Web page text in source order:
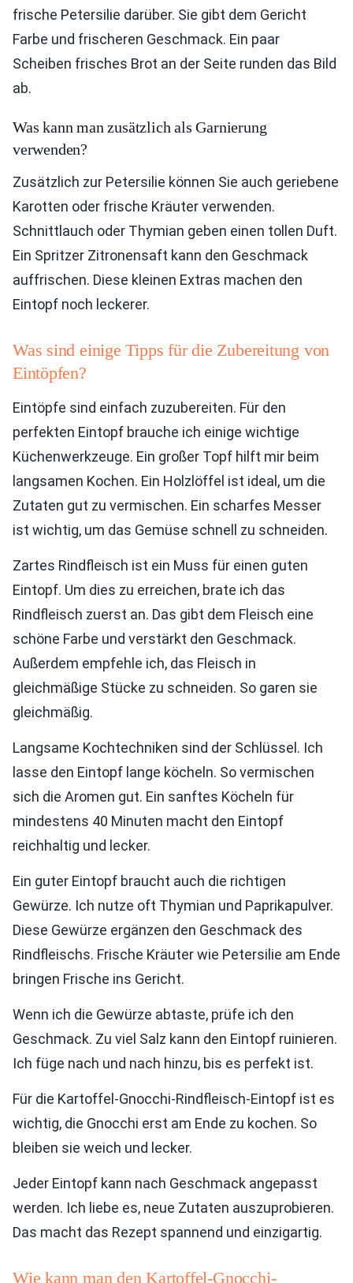
frische Petersilie darüber. Sie gibt dem Gericht
Farbe und frischeren Geschmack. Ein paar
Scheiben frisches Brot an der Seite runden das Bild
ab.
Was kann man zusätzlich als Garnierung
verwenden?
Zusätzlich zur Petersilie können Sie auch geriebene
Karotten oder frische Kräuter verwenden.
Schnittlauch oder Thymian geben einen tollen Duft.
Ein Spritzer Zitronensaft kann den Geschmack
auffrischen. Diese kleinen Extras machen den
Eintopf noch leckerer.
Was sind einige Tipps für die Zubereitung von
Eintöpfen?
Eintöpfe sind einfach zuzubereiten. Für den
perfekten Eintopf brauche ich einige wichtige
Küchenwerkzeuge. Ein großer Topf hilft mir beim
langsamen Kochen. Ein Holzlöffel ist ideal, um die
Zutaten gut zu vermischen. Ein scharfes Messer
ist wichtig, um das Gemüse schnell zu schneiden.
Zartes Rindfleisch ist ein Muss für einen guten
Eintopf. Um dies zu erreichen, brate ich das
Rindfleisch zuerst an. Das gibt dem Fleisch eine
schöne Farbe und verstärkt den Geschmack.
Außerdem empfehle ich, das Fleisch in
gleichmäßige Stücke zu schneiden. So garen sie
gleichmäßig.
Langsame Kochtechniken sind der Schlüssel. Ich
lasse den Eintopf lange köcheln. So vermischen
sich die Aromen gut. Ein sanftes Köcheln für
mindestens 40 Minuten macht den Eintopf
reichhaltig und lecker.
Ein guter Eintopf braucht auch die richtigen
Gewürze. Ich nutze oft Thymian und Paprikapulver.
Diese Gewürze ergänzen den Geschmack des
Rindfleischs. Frische Kräuter wie Petersilie am Ende
bringen Frische ins Gericht.
Wenn ich die Gewürze abtaste, prüfe ich den
Geschmack. Zu viel Salz kann den Eintopf ruinieren.
Ich füge nach und nach hinzu, bis es perfekt ist.
Für die Kartoffel-Gnocchi-Rindfleisch-Eintopf ist es
wichtig, die Gnocchi erst am Ende zu kochen. So
bleiben sie weich und lecker.
Jeder Eintopf kann nach Geschmack angepasst
werden. Ich liebe es, neue Zutaten auszuprobieren.
Das macht das Rezept spannend und einzigartig.
Wie kann man den Kartoffel-Gnocchi-